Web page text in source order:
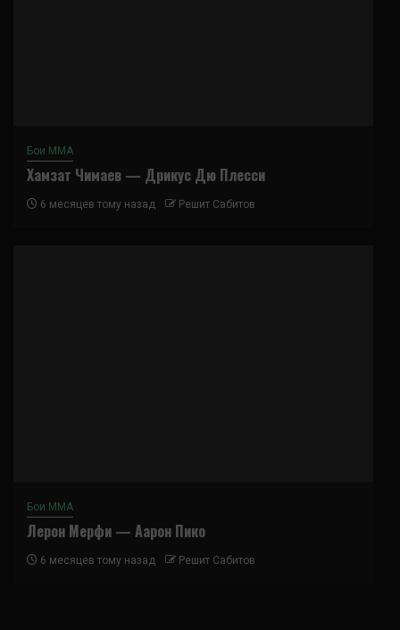
Бои ММА
Хамзат Чимаев — Дрикус Дю Плесси
6 месяцев тому назад Решит Сабитов
Бои ММА
Лерон Мерфи — Аарон Пико
6 месяцев тому назад Решит Сабитов